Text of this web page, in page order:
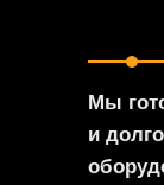
Мы
и